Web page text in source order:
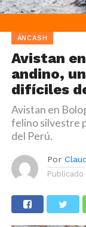
ÁNCASH
Avistan
andino,
difíciles
Avistan en
felino silvestre
del Perú.
Por
Publicado